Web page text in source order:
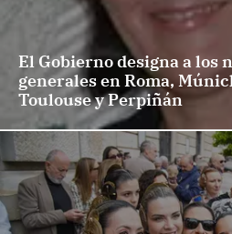
El Gobierno designa a los
generales en Roma,
Toulouse y Perpiñán